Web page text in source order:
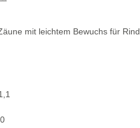
mit leichtem Bewuchs für